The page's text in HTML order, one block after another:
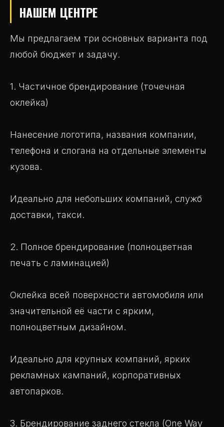
НАШЕМ ЦЕНТРЕ
Мы предлагаем три основных варианта под
любой бюджет и задачу.
1. Частичное брендирование (точечная
оклейка)
Нанесение логотипа, названия компании,
телефона и слогана на отдельные элементы
кузова.
Идеально для небольших компаний, служб
доставки, такси.
2. Полное брендирование (полноцветная
печать с ламинацией)
Оклейка всей поверхности автомобиля или
значительной её части с ярким,
полноцветным дизайном.
Идеально для крупных компаний, ярких
рекламных кампаний, корпоративных
автопарков.
3. Брендирование заднего стекла (One Way